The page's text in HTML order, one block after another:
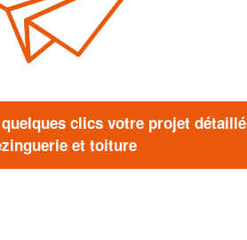
clics votre projet détaillé
et toiture